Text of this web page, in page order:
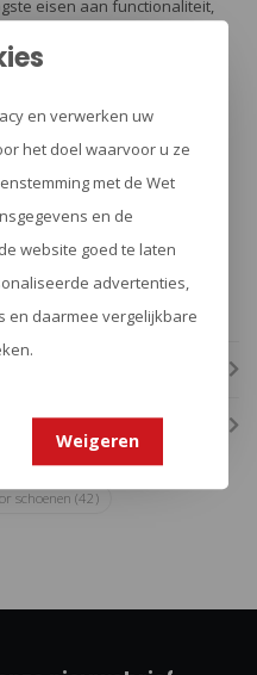
eisen aan functionaliteit,
goede prijs / kwaliteit-
aan Haix toe in hun
indien nodig, zelfs de klok
niet minder is dan het
wereld aan alle trouwe
overal ter wereld
in de modernste
in Europa. – Helden
schoenen (42)
en verwerken uw
het doel waarvoor u ze
met de Wet
en de
website goed te laten
advertenties,
en daarmee vergelijkbare
Weigeren